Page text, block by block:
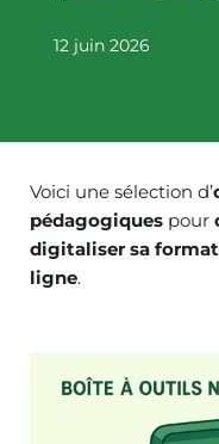
12 juin 2026
Voici une sélection d’
pédagogiques pour
digitaliser sa
ligne.